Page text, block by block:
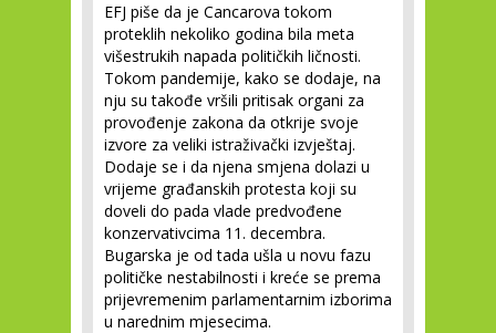
EFJ piše da je Cancarova tokom
proteklih nekoliko godina bila meta
višestrukih napada političkih ličnosti.
Tokom pandemije, kako se dodaje, na
nju su takođe vršili pritisak organi za
provođenje zakona da otkrije svoje
izvore za veliki istraživački izvještaj.
Dodaje se i da njena smjena dolazi u
vrijeme građanskih protesta koji su
doveli do pada vlade predvođene
konzervativcima 11. decembra.
Bugarska je od tada ušla u novu fazu
političke nestabilnosti i kreće se prema
prijevremenim parlamentarnim izborima
u narednim mjesecima.